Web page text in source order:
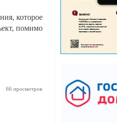
которое
помимо
66 просмотров